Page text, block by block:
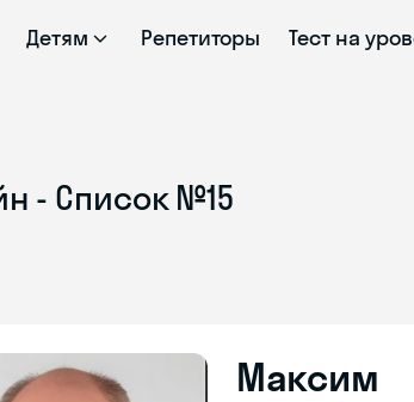
Детям Репетиторы Тест на
- Список №15
Максим